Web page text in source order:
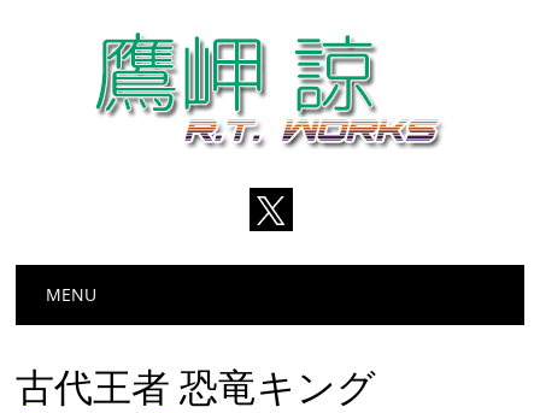
Main menu
MENU
古代王者 恐竜キング